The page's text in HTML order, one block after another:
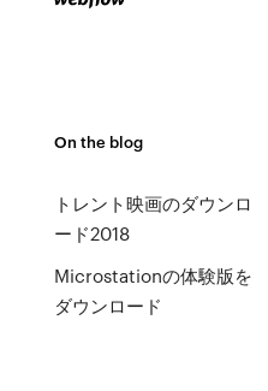
On the blog
トレント映画のダウンロ
ード2018
Microstationの体験版を
ダウンロード